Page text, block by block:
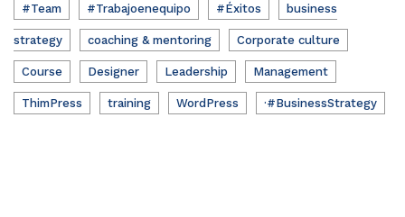
#Team #Trabajoenequipo #Éxitos business
strategy coaching & mentoring Corporate culture
Course Designer Leadership Management
ThimPress training WordPress ·#BusinessStrategy